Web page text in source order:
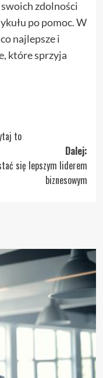
zdolności
po pomoc. W
najlepsze i
które sprzyja
to
Dalej:
się lepszym liderem
biznesowym